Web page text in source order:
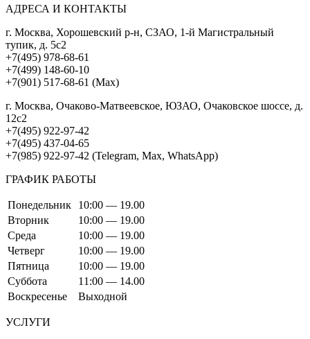
АДРЕСА И КОНТАКТЫ
г. Москва, Хорошевский р-н, СЗАО, 1-й Магистральный
тупик, д. 5с2
+7(495) 978-68-61
+7(499) 148-60-10
+7(901) 517-68-61 (Max)
г. Москва, Очаково-Матвеевское, ЮЗАО, Очаковское шоссе, д.
12с2
+7(495) 922-97-42
+7(495) 437-04-65
+7(985) 922-97-42 (Telegram, Max, WhatsApp)
ГРАФИК РАБОТЫ
Понедельник
10:00 — 19.00
Вторник
10:00 — 19.00
Среда
10:00 — 19.00
Четверг
10:00 — 19.00
Пятница
10:00 — 19.00
Суббота
11:00 — 14.00
Воскресенье
Выходной
УСЛУГИ